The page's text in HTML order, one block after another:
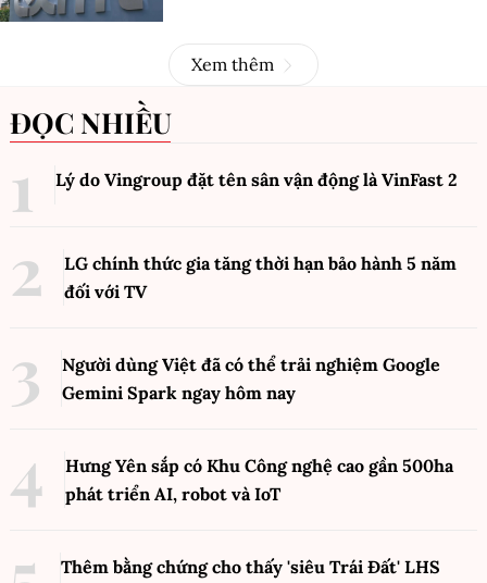
Xem thêm
ĐỌC NHIỀU
Lý do Vingroup đặt tên sân vận động là VinFast 2
LG chính thức gia tăng thời hạn bảo hành 5 năm
đối với TV
Người dùng Việt đã có thể trải nghiệm Google
Gemini Spark ngay hôm nay
Hưng Yên sắp có Khu Công nghệ cao gần 500ha
phát triển AI, robot và IoT
Thêm bằng chứng cho thấy 'siêu Trái Đất' LHS